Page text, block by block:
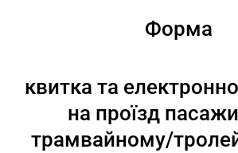
Форма
квитка та
на проїзд
трамвайному/